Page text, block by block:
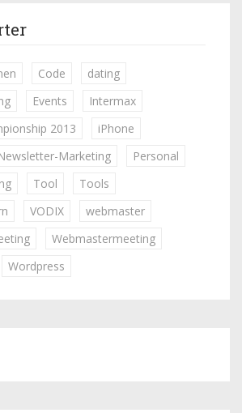
Code
dating
Events
Intermax
2013
iPhone
Marketing
Personal
Tool
Tools
VODIX
webmaster
Webmastermeeting
Wordpress